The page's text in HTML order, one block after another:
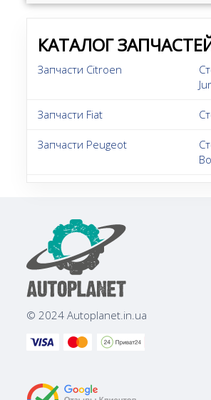
КАТАЛОГ
Запчасти Citroen
Запчасти Fiat
Запчасти Peugeot
© 2024 Autoplanet.in.ua